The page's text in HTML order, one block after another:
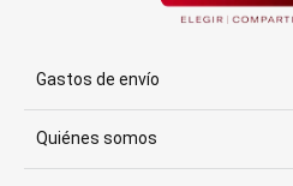
Gastos de envío
Quiénes somos